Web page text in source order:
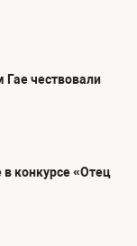
чествовали
конкурсе «Отец